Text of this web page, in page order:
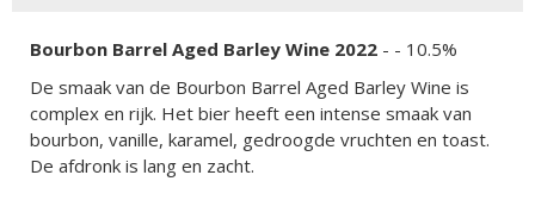
Bourbon Barrel Aged Barley Wine 2022 - - 10.5%
De smaak van de Bourbon Barrel Aged Barley Wine is
complex en rijk. Het bier heeft een intense smaak van
bourbon, vanille, karamel, gedroogde vruchten en toast.
De afdronk is lang en zacht.